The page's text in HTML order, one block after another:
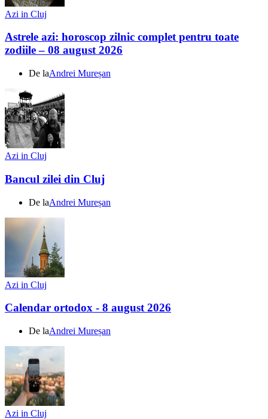
Azi in Cluj
Astrele azi: horoscop zilnic complet pentru toate
zodiile – 08 august 2026
De laAndrei Mureșan
Azi in Cluj
Bancul zilei din Cluj
De laAndrei Mureșan
Azi in Cluj
Calendar ortodox - 8 august 2026
De laAndrei Mureșan
Azi in Cluj